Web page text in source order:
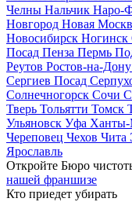
Челны Нальчик Наро-
Новгород Новая
Новосибирск Ногинск
Посад Пенза Пермь
Реутов Ростов-на-Дону
Сергиев Посад
Солнечногорск Сочи
Тверь Тольятти Томск
Ульяновск Уфа
Череповец Чехов Чита
Ярославль
Откройте Бюро
нашей франшизе
Кто приедет убирать